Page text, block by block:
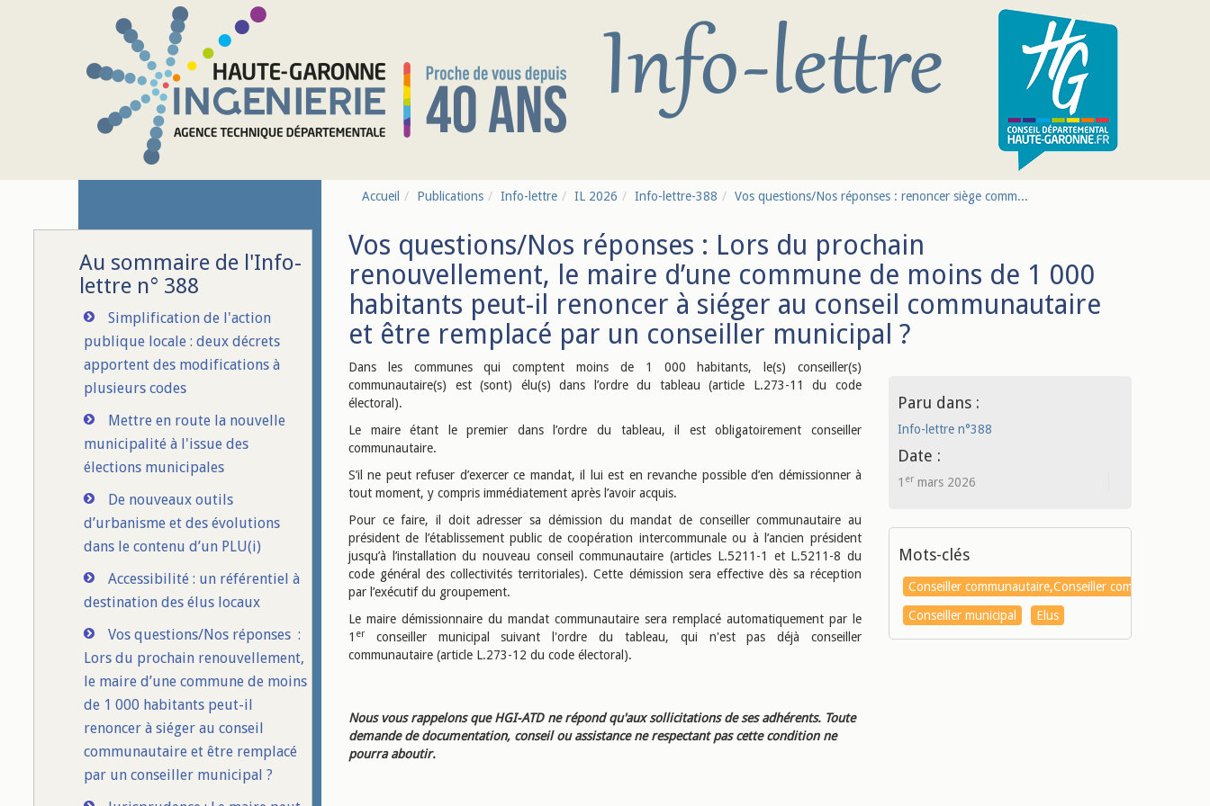
Au sommaire de l'Info-
lettre n° 388
Simplification de l'action
publique locale : deux décrets
apportent des modifications à
plusieurs codes
Mettre en route la nouvelle
municipalité à l'issue des
élections municipales
De nouveaux outils
d’urbanisme et des évolutions
dans le contenu d’un PLU(i)
Accessibilité : un référentiel à
destination des élus locaux
Vos questions/Nos réponses :
Lors du prochain renouvellement,
le maire d’une commune de moins
de 1 000 habitants peut-il
renoncer à siéger au conseil
communautaire et être remplacé
par un conseiller municipal ?
Accueil Publications Info-lettre IL 2026 Info-lettre-388 Vos questions/Nos réponses : renoncer siège comm...
Vos questions/Nos réponses : Lors du prochain
renouvellement, le maire d’une commune de moins de 1 000
habitants peut-il renoncer à siéger au conseil communautaire
et être remplacé par un conseiller municipal ?
Dans les communes qui comptent moins de 1 000 habitants, le(s) conseiller(s)
communautaire(s) est (sont) élu(s) dans l’ordre du tableau (article L.273-11 du code
électoral).
Le maire étant le premier dans l’ordre du tableau, il est obligatoirement conseiller
communautaire.
S’il ne peut refuser d’exercer ce mandat, il lui est en revanche possible d’en démissionner à
tout moment, y compris immédiatement après l’avoir acquis.
Pour ce faire, il doit adresser sa démission du mandat de conseiller communautaire au
président de l’établissement public de coopération intercommunale ou à l’ancien président
jusqu’à l’installation du nouveau conseil communautaire (articles L.5211-1 et L.5211-8 du
code général des collectivités territoriales). Cette démission sera effective dès sa réception
par l’exécutif du groupement.
Le maire démissionnaire du mandat communautaire sera remplacé automatiquement par le
1 er
conseiller municipal suivant l'ordre du tableau, qui n'est pas déjà conseiller
communautaire (article L.273-12 du code électoral).
Nous vous rappelons que HGI-ATD ne répond qu'aux sollicitations de ses adhérents. Toute
demande de documentation, conseil ou assistance ne respectant pas cette condition ne
pourra aboutir.
Paru dans :
Info-lettre n°388
Date :
1 ermars 2026
Mots-clés
Conseiller communautaire,Conseiller communautaire
Conseiller municipal
Elus